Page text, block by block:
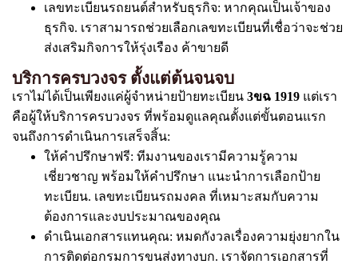
เลขทะเบียนรถยนต์สำหรับธุรกิจ: หากคุณเป็นเจ้าของ
ธุรกิจ. เราสามารถช่วยเลือกเลขทะเบียนที่เชื่อว่าจะช่วย
ส่งเสริมกิจการให้รุ่งเรือง ค้าขายดี
บริการครบวงจร ตั้งแต่ต้นจนจบ
เราไม่ได้เป็นเพียงแค่ผู้จำหน่ายป้ายทะเบียน 3ขฉ 1919 แต่เรา
คือผู้ให้บริการครบวงจร ที่พร้อมดูแลคุณตั้งแต่ขั้นตอนแรก
จนถึงการดำเนินการเสร็จสิ้น:
ให้คำปรึกษาฟรี: ทีมงานของเรามีความรู้ความ
เชี่ยวชาญ พร้อมให้คำปรึกษา แนะนำการเลือกป้าย
ทะเบียน. เลขทะเบียนรถมงคล ที่เหมาะสมกับความ
ต้องการและงบประมาณของคุณ
ดำเนินเอกสารแทนคุณ: หมดกังวลเรื่องความยุ่งยากใน
การติดต่อกรมการขนส่งทางบก. เราจัดการเอกสารที่